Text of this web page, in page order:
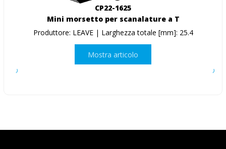
CP22-1625
Mini morsetto per scanalature a T
Produttore: LEAVE | Larghezza totale [mm]: 25.4
Mostra articolo